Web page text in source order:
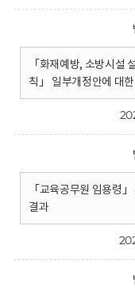
「화재예방, 소방시설
칙」 일부개정안에 대
「교육공무원 임용령
결과